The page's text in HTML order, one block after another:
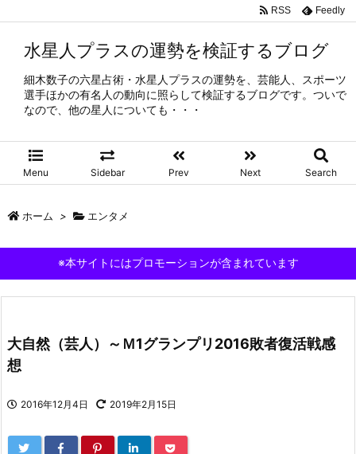
水星人プラスの運勢を検証するブログ
細木数子の六星占術・水星人プラスの運勢を、芸能人、スポーツ
選手ほかの有名人の動向に照らして検証するブログです。ついで
なので、他の星人についても・・・
Menu Sidebar Prev Next Search
RSS Feedly
ホーム > エンタメ
※本サイトにはプロモーションが含まれています
大自然（芸人）～Ｍ1グランプリ2016敗者復活戦感
想
2016年12月4日 2019年2月15日